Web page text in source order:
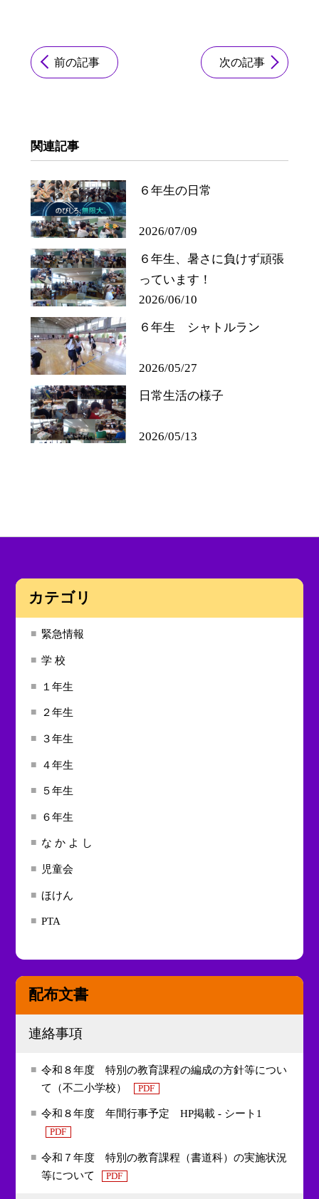
前の記事 次の記事
関連記事
６年生の日常
2026/07/09
６年生、暑さに負けず頑張
っています！
2026/06/10
６年生 シャトルラン
2026/05/27
日常生活の様子
2026/05/13
カテゴリ
緊急情報
学 校
１年生
２年生
３年生
４年生
５年生
６年生
な か よ し
児童会
ほけん
PTA
配布文書
連絡事項
令和８年度 特別の教育課程の編成の方針等につい
て（不二小学校）
PDF
令和８年度 年間行事予定 HP掲載 - シート1
PDF
令和７年度 特別の教育課程（書道科）の実施状況
等について
PDF